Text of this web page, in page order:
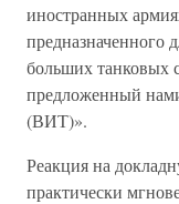
иностранных
предназначенного
больших танковых
предложенный
(ВИТ)».
Реакция на
практически